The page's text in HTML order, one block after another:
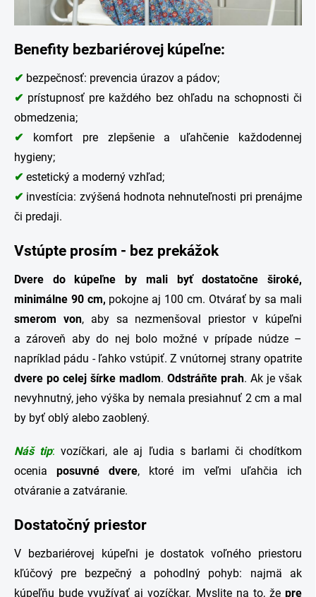
Benefity bezbariérovej kúpeľne:
✔ bezpečnosť: prevencia úrazov a pádov;
✔ prístupnosť pre každého bez ohľadu na schopnosti či
obmedzenia;
✔
komfort pre zlepšenie a uľahčenie každodennej
hygieny;
✔ estetický a moderný vzhľad;
✔ investícia: zvýšená hodnota nehnuteľnosti pri prenájme
či predaji.
Vstúpte prosím - bez prekážok
Dvere do kúpeľne by mali byť dostatočne široké,
minimálne 90 cm, pokojne aj 100 cm. Otvárať by sa mali
smerom von, aby sa nezmenšoval priestor v kúpeľni
a zároveň aby do nej bolo možné v prípade núdze –
napríklad pádu - ľahko vstúpiť. Z vnútornej strany opatrite
dvere po celej šírke madlom. Odstráňte prah. Ak je však
nevyhnutný, jeho výška by nemala presiahnuť 2 cm a mal
by byť oblý alebo zaoblený.
Náš tip: vozíčkari, ale aj ľudia s barlami či chodítkom
ocenia posuvné dvere, ktoré im veľmi uľahčia ich
otváranie a zatváranie.
Dostatočný priestor
V bezbariérovej kúpeľni je dostatok voľného priestoru
kľúčový pre bezpečný a pohodlný pohyb: najmä ak
kúpeľňu bude využívať aj vozíčkar. Myslite na to, že pre